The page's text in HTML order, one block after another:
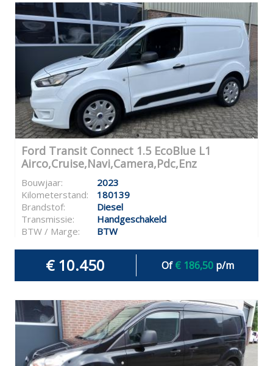
Ford Transit Connect 1.5 EcoBlue L1
Airco,Cruise,Navi,Camera,Pdc,Enz
Bouwjaar:
2023
Kilometerstand:
180139
Brandstof:
Diesel
Transmissie:
Handgeschakeld
BTW / Marge:
BTW
€ 10.450 Of€ 186,50p/m